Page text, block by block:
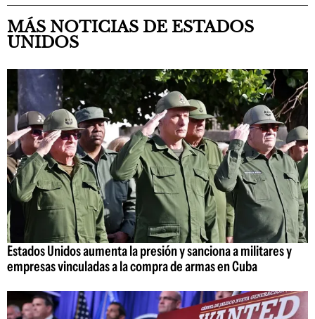
MÁS NOTICIAS DE ESTADOS
UNIDOS
Estados Unidos aumenta la presión y sanciona a militares y
empresas vinculadas a la compra de armas en Cuba